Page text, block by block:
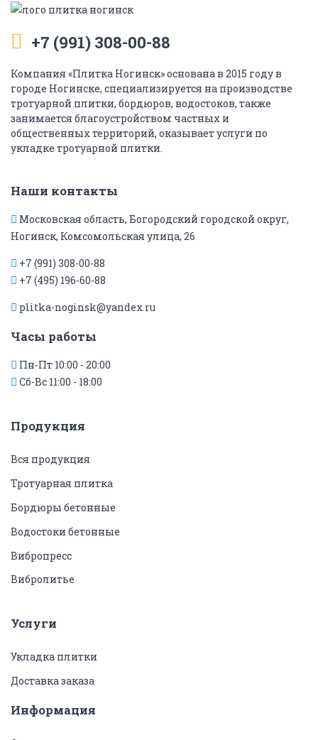
+7 (991) 308-00-88
Компания «Плитка Ногинск» основана в 2015 году в
городе Ногинске, специализируется на производстве
тротуарной плитки, бордюров, водостоков, также
занимается благоустройством частных и
общественных территорий, оказывает услуги по
укладке тротуарной плитки.
Продукция
Вся продукция
Тротуарная плитка
Бордюры бетонные
Водостоки бетонные
Вибропресс
Вибролитье
Услуги
Укладка плитки
Доставка заказа
Информация
Наши контакты
Московская область, Богородский городской округ,
Ногинск, Комсомольская улица, 26
+7 (991) 308-00-88
+7 (495) 196-60-88
plitka-noginsk@yandex.ru
Часы работы
Пн-Пт 10:00 - 20:00
Сб-Вс 11:00 - 18:00